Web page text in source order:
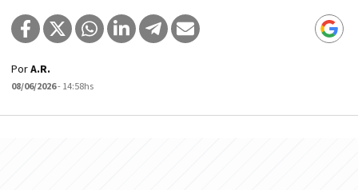
PorA.R.
08/06/2026- 14:58hs